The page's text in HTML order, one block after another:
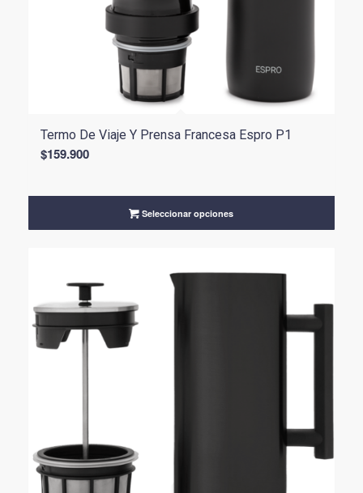
Termo De Viaje Y Prensa Francesa Espro P1
$159.900
Seleccionar opciones